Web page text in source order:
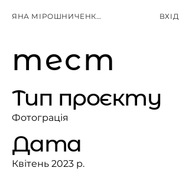
ЯНА МІРОШНИЧЕНКО ВХІД
тест
Тип проєкту
Фотограція
Дата
Квітень 2023 р.